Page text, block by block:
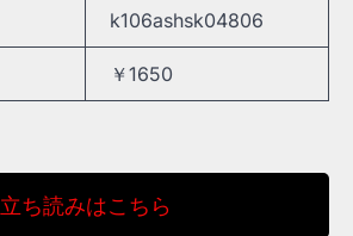
k106ashsk04806
￥1650
立ち読みはこちら